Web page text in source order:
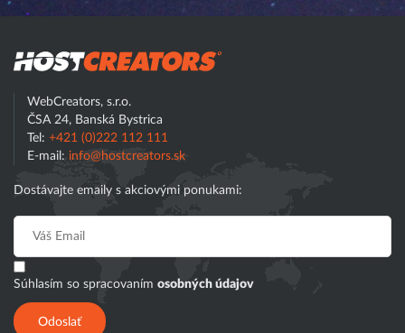
WebCreators, s.r.o.
ČSA 24, Banská Bystrica
Tel: +421 (0)222 112 111
E-mail: info@hostcreators.sk
Dostávajte emaily s akciovými ponukami:
Súhlasím so spracovaním osobných údajov
Odoslať